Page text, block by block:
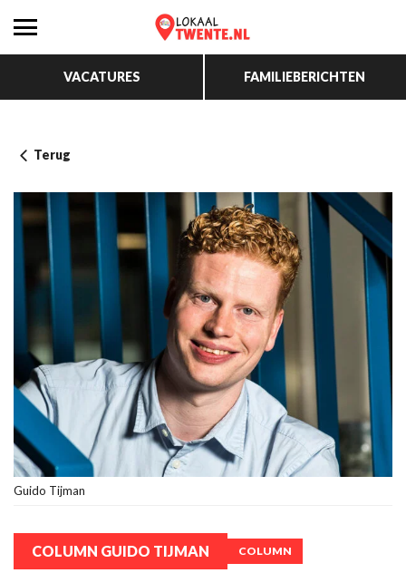
VACATURES FAMILIEBERICHTEN
Terug
Guido Tijman
COLUMN GUIDO TIJMAN COLUMN